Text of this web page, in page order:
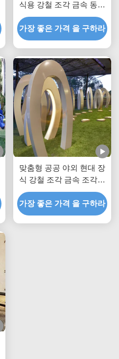
식용 강철 조각 금속 동상
거대한 흰 고래
가장 좋은 가격 을 구하라
맞춤형 공공 야외 현대 장
식 강철 조각 금속 조각상
제조업체/공장
가장 좋은 가격 을 구하라